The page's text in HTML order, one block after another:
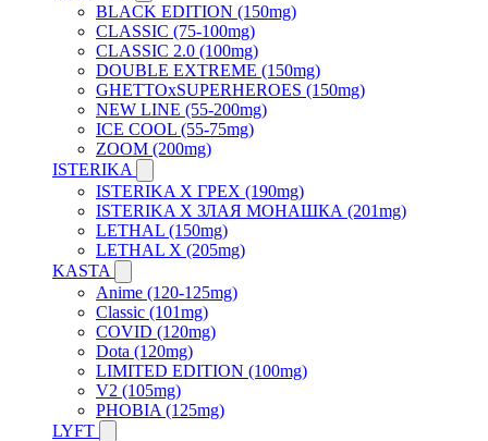
BLACK EDITION (150mg)
CLASSIC (75-100mg)
CLASSIC 2.0 (100mg)
DOUBLE EXTREME (150mg)
GHETTOxSUPERHEROES (150mg)
NEW LINE (55-200mg)
ICE COOL (55-75mg)
ZOOM (200mg)
ISTERIKA
ISTERIKA X ГРЕХ (190mg)
ISTERIKA X ЗЛАЯ МОНАШКА (201mg)
LETHAL (150mg)
LETHAL X (205mg)
KASTA
Anime (120-125mg)
Classic (101mg)
COVID (120mg)
Dota (120mg)
LIMITED EDITION (100mg)
V2 (105mg)
PHOBIA (125mg)
LYFT